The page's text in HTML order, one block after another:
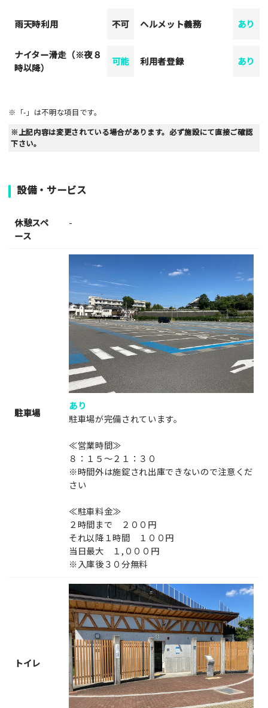
雨天時利用 不可 ヘルメット義務 あり
ナイター滑走（※夜８
時以降）
可能 利用者登録 あり
※「-」は不明な項目です。
※上記内容は変更されている場合があります。必ず施設にて直接ご確認
下さい。
設備・サービス
休憩スペ
ース
-
駐車場
あり
駐車場が完備されています。
≪営業時間≫
８：１５～２１：３０
※時間外は施錠され出庫できないので注意くだ
さい
≪駐車料金≫
２時間まで ２００円
それ以降１時間 １００円
当日最大 １,０００円
※入庫後３０分無料
トイレ